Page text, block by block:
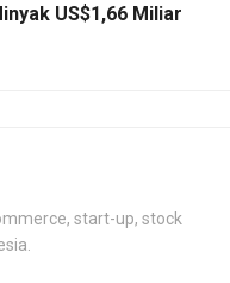
US$1,66 Miliar
start-up, stock